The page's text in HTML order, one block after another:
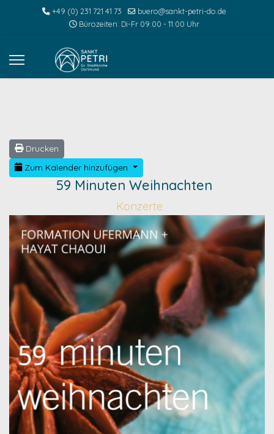
+49 (0) 231 721 41 73
buero@sankt-petri-do.de
Bürozeiten: Di-Fr 09:00 - 11:00 Uhr
Drucken
Zum Kalender hinzufügen
59 Minuten Weihnachten
Konzerte